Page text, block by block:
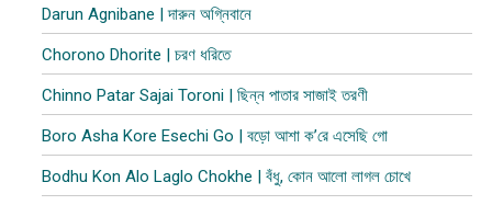
Darun Agnibane | দারুন অগ্নিবানে
Chorono Dhorite | চরণ ধরিতে
Chinno Patar Sajai Toroni | ছিন্ন পাতার সাজাই তরণী
Boro Asha Kore Esechi Go | বড়ো আশা ক’রে এসেছি গো
Bodhu Kon Alo Laglo Chokhe | বঁধু, কোন আলো লাগল চোখে